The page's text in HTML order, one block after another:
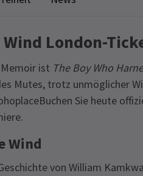
London-
ist The Boy Who
Mutes, trotz unmöglicher
Sie heute
Wind
von William